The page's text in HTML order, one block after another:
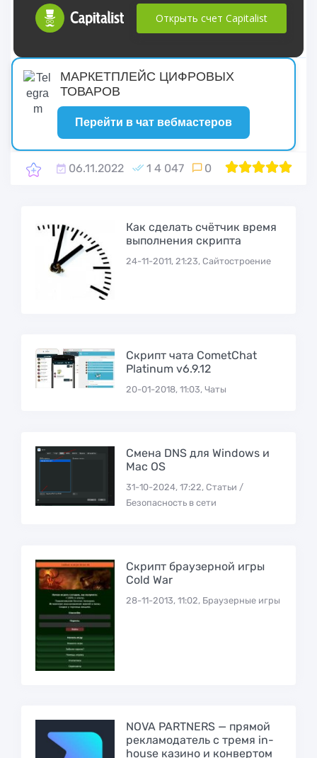
Открыть счет Capitalist
МАРКЕТПЛЕЙС ЦИФРОВЫХ
ТОВАРОВ
Перейти в чат вебмастеров
06.11.2022 1 4 047 0 100
1 2 3 4 5
Как сделать счётчик время
выполнения скрипта
24-11-2011, 21:23, Сайтостроение
Скрипт чата CometChat
Platinum v6.9.12
20-01-2018, 11:03, Чаты
Смена DNS для Windows и
Mac OS
31-10-2024, 17:22, Статьи /
Безопасность в сети
Скрипт браузерной игры
Cold War
28-11-2013, 11:02, Браузерные игры
NOVA PARTNERS — прямой
рекламодатель с тремя in-
house казино и конвертом